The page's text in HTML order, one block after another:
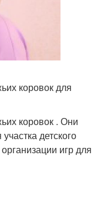
коровок для
коровок . Они
детского
игр для